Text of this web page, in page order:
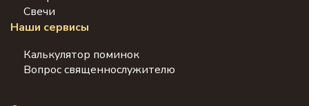
Свечи
Наши сервисы
Калькулятор поминок
Вопрос священнослужителю